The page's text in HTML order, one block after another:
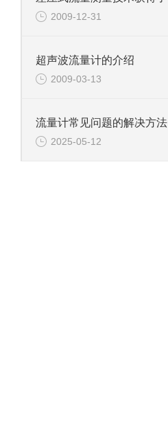
2009-12-31
超声波流量计的介绍
2009-03-13
流量计常见问题的解决方法
2025-05-12